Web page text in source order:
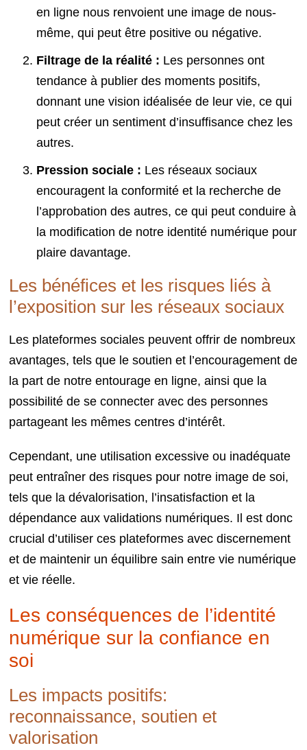
en ligne nous renvoient une image de nous-
même, qui peut être positive ou négative.
Filtrage de la réalité : Les personnes ont
tendance à publier des moments positifs,
donnant une vision idéalisée de leur vie, ce qui
peut créer un sentiment d’insuffisance chez les
autres.
Pression sociale : Les réseaux sociaux
encouragent la conformité et la recherche de
l’approbation des autres, ce qui peut conduire à
la modification de notre identité numérique pour
plaire davantage.
Les bénéfices et les risques liés à
l’exposition sur les réseaux sociaux
Les plateformes sociales peuvent offrir de nombreux
avantages, tels que le soutien et l’encouragement de
la part de notre entourage en ligne, ainsi que la
possibilité de se connecter avec des personnes
partageant les mêmes centres d’intérêt.
Cependant, une utilisation excessive ou inadéquate
peut entraîner des risques pour notre image de soi,
tels que la dévalorisation, l’insatisfaction et la
dépendance aux validations numériques. Il est donc
crucial d’utiliser ces plateformes avec discernement
et de maintenir un équilibre sain entre vie numérique
et vie réelle.
Les conséquences de l’identité
numérique sur la confiance en
soi
Les impacts positifs:
reconnaissance, soutien et
valorisation